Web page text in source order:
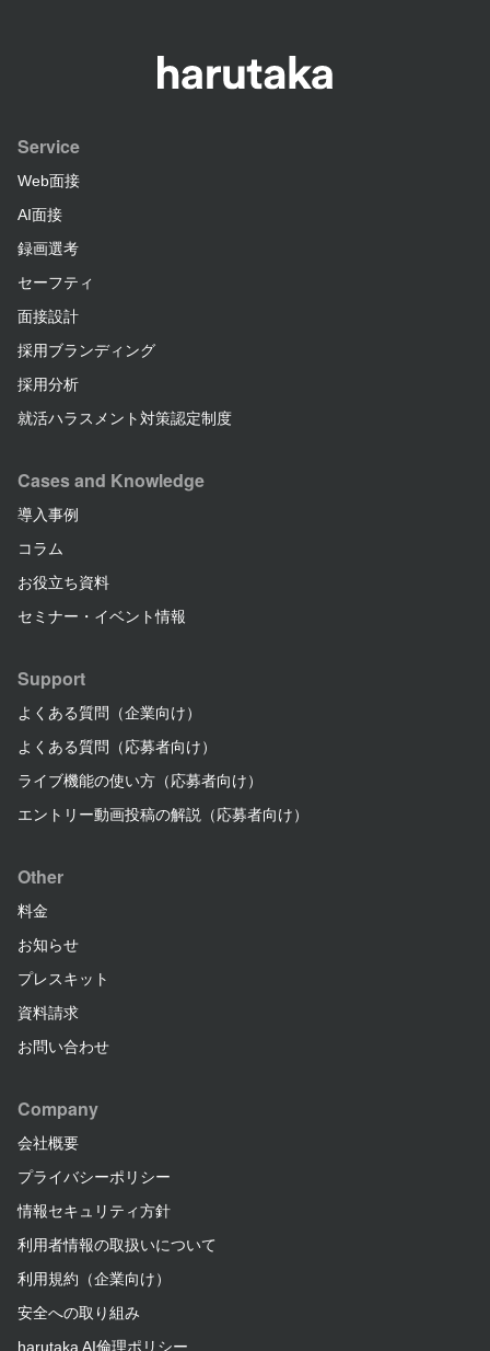
Service
Web面接
AI面接
録画選考
セーフティ
面接設計
採用ブランディング
採用分析
就活ハラスメント対策認定制度
Cases and Knowledge
導入事例
コラム
お役立ち資料
セミナー・イベント情報
Support
よくある質問（企業向け）
よくある質問（応募者向け）
ライブ機能の使い方（応募者向け）
エントリー動画投稿の解説（応募者向け）
Other
料金
お知らせ
プレスキット
資料請求
お問い合わせ
Company
会社概要
プライバシーポリシー
情報セキュリティ方針
利用者情報の取扱いについて
利用規約（企業向け）
安全への取り組み
harutaka AI倫理ポリシー